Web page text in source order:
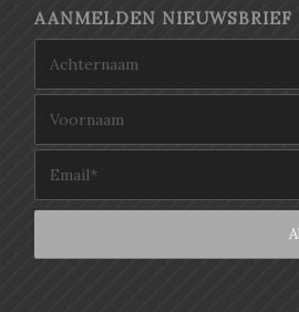
AANMELDEN NIEUWSBRIEF